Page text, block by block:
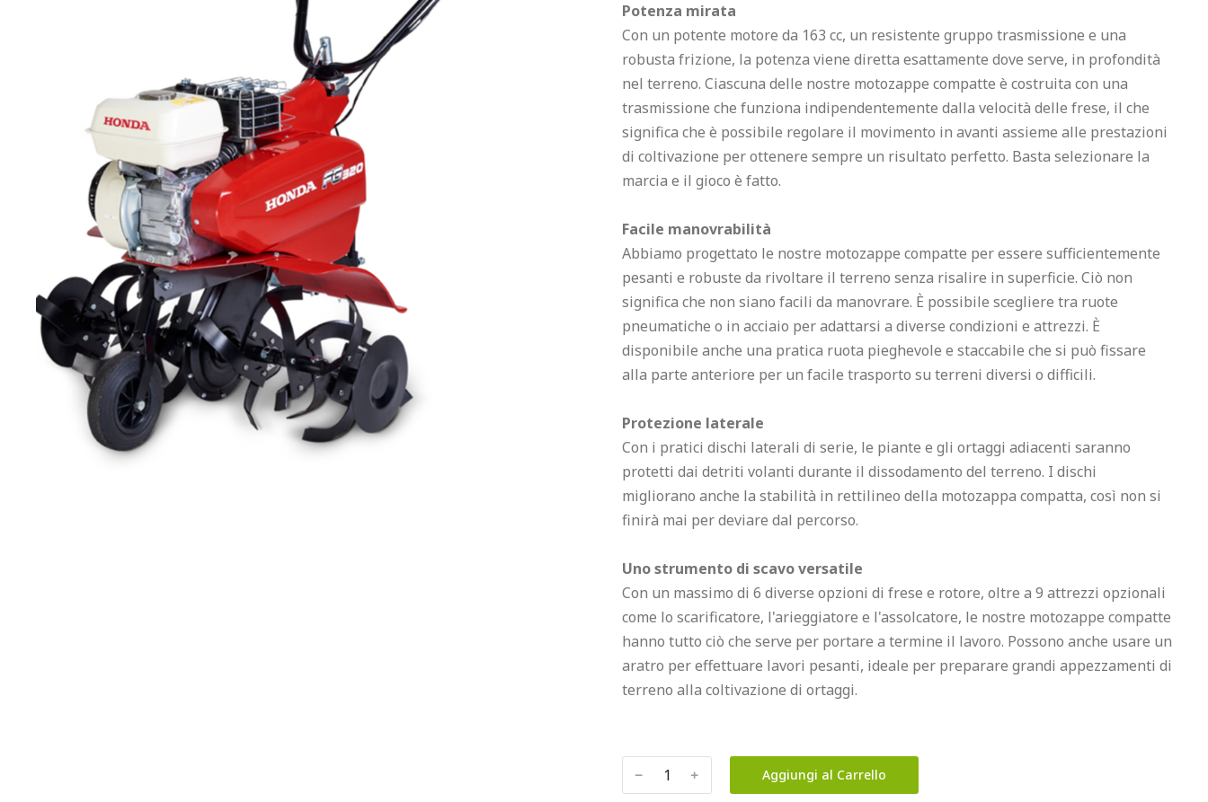
Potenza mirata
Con un potente motore da 163 cc, un resistente gruppo trasmissione e una
robusta frizione, la potenza viene diretta esattamente dove serve, in profondità
nel terreno. Ciascuna delle nostre motozappe compatte è costruita con una
trasmissione che funziona indipendentemente dalla velocità delle frese, il che
significa che è possibile regolare il movimento in avanti assieme alle prestazioni
di coltivazione per ottenere sempre un risultato perfetto. Basta selezionare la
marcia e il gioco è fatto.
Facile manovrabilità
Abbiamo progettato le nostre motozappe compatte per essere sufficientemente
pesanti e robuste da rivoltare il terreno senza risalire in superficie. Ciò non
significa che non siano facili da manovrare. È possibile scegliere tra ruote
pneumatiche o in acciaio per adattarsi a diverse condizioni e attrezzi. È
disponibile anche una pratica ruota pieghevole e staccabile che si può fissare
alla parte anteriore per un facile trasporto su terreni diversi o difficili.
Protezione laterale
Con i pratici dischi laterali di serie, le piante e gli ortaggi adiacenti saranno
protetti dai detriti volanti durante il dissodamento del terreno. I dischi
migliorano anche la stabilità in rettilineo della motozappa compatta, così non si
finirà mai per deviare dal percorso.
Uno strumento di scavo versatile
Con un massimo di 6 diverse opzioni di frese e rotore, oltre a 9 attrezzi opzionali
come lo scarificatore, l'arieggiatore e l'assolcatore, le nostre motozappe compatte
hanno tutto ciò che serve per portare a termine il lavoro. Possono anche usare un
aratro per effettuare lavori pesanti, ideale per preparare grandi appezzamenti di
terreno alla coltivazione di ortaggi.
﹣ ﹢ Aggiungi al Carrello